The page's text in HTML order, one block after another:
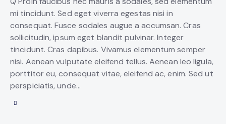
mi tincidunt. Sed eget viverra egestas nisi in
consequat. Fusce sodales augue a accumsan. Cras
sollicitudin, ipsum eget blandit pulvinar. Integer
tincidunt. Cras dapibus. Vivamus elementum semper
nisi. Aenean vulputate eleifend tellus. Aenean leo ligula,
porttitor eu, consequat vitae, eleifend ac, enim. Sed ut
perspiciatis, unde…